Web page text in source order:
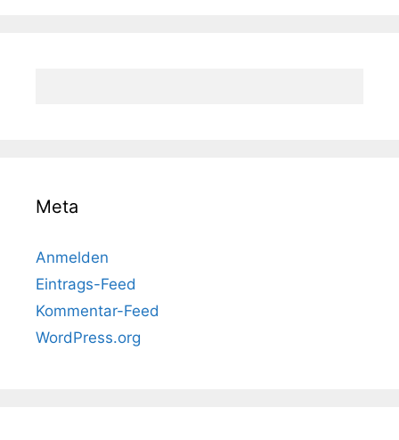
Meta
Anmelden
Eintrags-Feed
Kommentar-Feed
WordPress.org